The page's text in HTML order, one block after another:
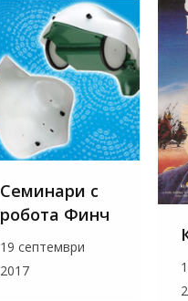
Семинари с
робота Финч
19 септември
2017